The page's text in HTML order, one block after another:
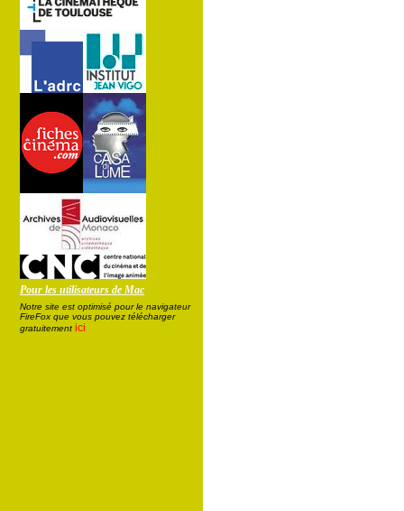
Pour les utilisateurs de Mac
Notre site est optimisé pour le navigateur
FireFox que vous pouvez télécharger
gratuitement ici